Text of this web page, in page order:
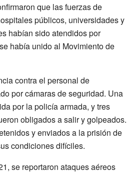
que las fuerzas de
públicos, universidades y
habían sido atendidos por
había unido al Movimiento de
contra el personal de
por cámaras de seguridad. Una
por la policía armada, y tres
obligados a salir y golpeados.
y enviados a la prisión de
condiciones difíciles.
se reportaron ataques aéreos